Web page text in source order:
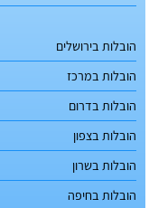
הובלות בירושלים
הובלות במרכז
הובלות בדרום
הובלות בצפון
הובלות בשרון
הובלות בחיפה